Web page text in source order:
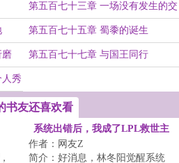
第五百七十三章 一场没有发生的交
易
第五百七十五章 蜀黍的诞生
第五百七十七章 与国王同行
秀
书友还喜欢看
系统出错后，我成了LPL救世主
作者：网友Z
简介：好消息，林冬阳觉醒系统